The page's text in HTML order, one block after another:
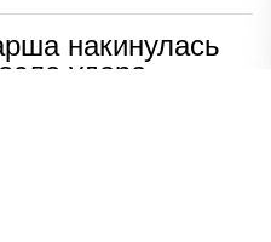
накинулась
удара